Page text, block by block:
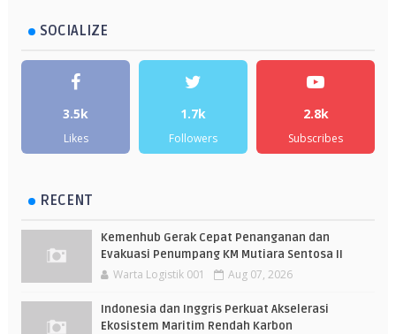
SOCIALIZE
3.5k
Likes
1.7k
Followers
2.8k
Subscribes
RECENT
Kemenhub Gerak Cepat Penanganan dan
Evakuasi Penumpang KM Mutiara Sentosa II
Warta Logistik 001 Aug 07, 2026
Indonesia dan Inggris Perkuat Akselerasi
Ekosistem Maritim Rendah Karbon